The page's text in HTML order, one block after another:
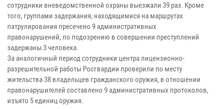
сотрудники вневедомственной охраны выезжали 39 раз. Кроме
того, группами задержания, находящимися на маршрутах
патрулирования пресечено 9 административных
правонарушений, по подозрению в совершении преступлений
задержаны 3 человека.
За аналогичный период сотрудники центра лицензионно-
разрешительной работы Росгвардии проверили по месту
жительства 38 владельцев гражданского оружия, в отношении
правонарушителей составлено 9 административных протоколов,
изъято 5 единиц оружия.